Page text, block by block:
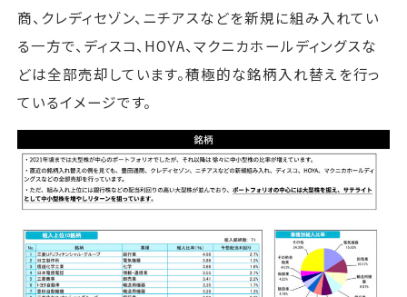
商、クレディセゾン、ニチアスなどを新規に組み入れてい
る一方で、ディスコ、HOYA、マクニカホールディングスな
どは全部売却しています。積極的な銘柄入れ替えを行っ
ているイメージです。